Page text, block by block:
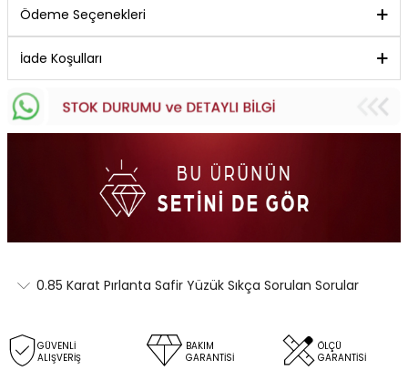
Ödeme Seçenekleri
İade Koşulları
0.85 Karat Pırlanta Safir Yüzük Sıkça Sorulan Sorular
GÜVENLİ
ALIŞVERİŞ
BAKIM
GARANTİSİ
ÖLÇÜ
GARANTİSİ